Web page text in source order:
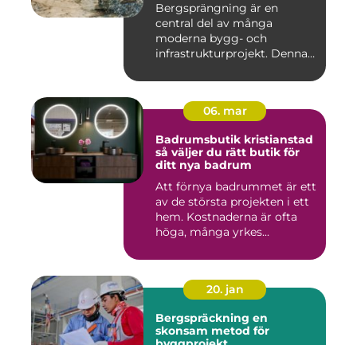
Bergsprängning är en
central del av många
moderna bygg- och
infrastrukturprojekt. Denna
06. mar
Badrumsbutik kristianstad
så väljer du rätt butik för
ditt nya badrum
Att förnya badrummet är ett
av de största projekten i ett
hem. Kostnaderna är ofta
höga, många yrkes...
20. jan
Bergspräckning en
skonsam metod för